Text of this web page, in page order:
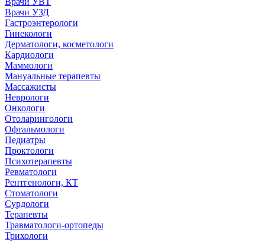
Врачи УЗД
Гастроэнтерологи
Гинекологи
Дерматологи, косметологи
Кардиологи
Маммологи
Мануальные терапевты
Массажисты
Неврологи
Онкологи
Отоларингологи
Офтальмологи
Педиатры
Проктологи
Психотерапевты
Ревматологи
Рентгенологи, КТ
Стоматологи
Сурдологи
Терапевты
Травматологи-ортопеды
Трихологи